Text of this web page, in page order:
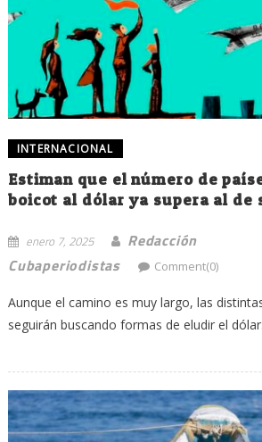
INTERNACIONAL
Estiman que el número de
boicot al dólar ya supera al de
enero 7, 2025
Redacción
Cubaperiodistas
Comment(0)
Aunque el camino es muy largo, las
seguirán buscando formas de eludir el